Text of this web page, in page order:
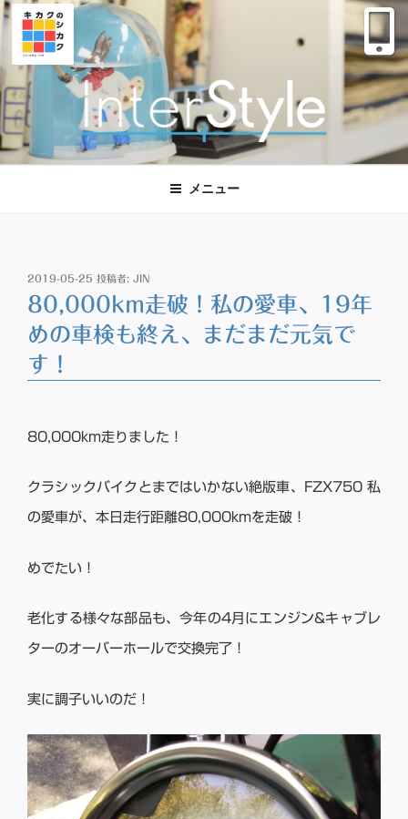
コ
ツ
へ
ス
キ
株式会社インタースタイル
大阪 西区｜マーケティング デザイン
メニュー
投
稿
日:
2019-05-25 投稿者: JIN
80,000km走破！私の愛車、19年
めの車検も終え、まだまだ元気で
す！
80,000km走りました！
クラシックバイクとまではいかない絶版車、FZX750 私
の愛車が、本日走行距離80,000kmを走破！
めでたい！
老化する様々な部品も、今年の4月にエンジン&キャブレ
ターのオーバーホールで交換完了！
実に調子いいのだ！